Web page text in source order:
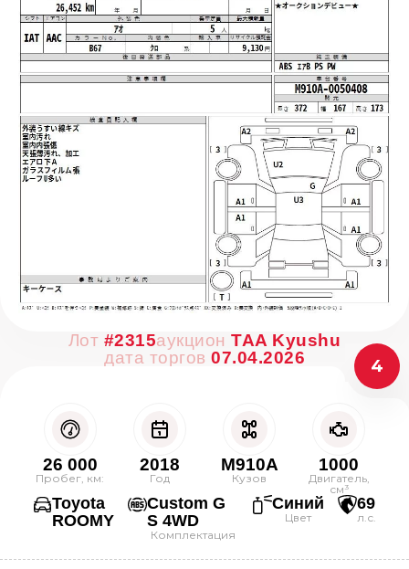
Лот #2315аукционTAA Kyushu
дата торгов 07.04.2026 4
26 000
Пробег, км:
2018
Год
M910A
Кузов
1000
Двигатель,
см³
Toyota
ROOMY
Custom G
S 4WD
Комплектация
Синий
Цвет
69
л.с.